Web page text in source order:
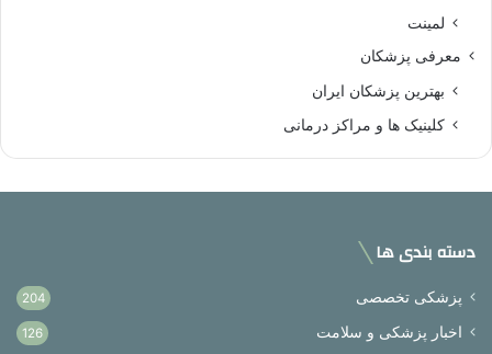
لمینت
معرفی پزشکان
بهترین پزشکان ایران
کلینیک ها و مراکز درمانی
دسته بندی ها
پزشکی تخصصی 204
اخبار پزشکی و سلامت 126